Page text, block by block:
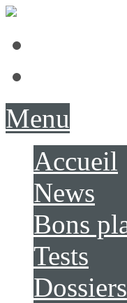
Menu
Accueil
News
Bons
Tests
Dossiers